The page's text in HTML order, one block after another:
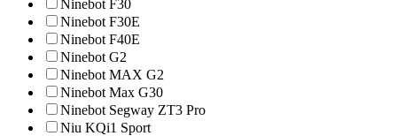
Ninebot F30
Ninebot F30E
Ninebot F40E
Ninebot G2
Ninebot MAX G2
Ninebot Max G30
Ninebot Segway ZT3 Pro
Niu KQi1 Sport